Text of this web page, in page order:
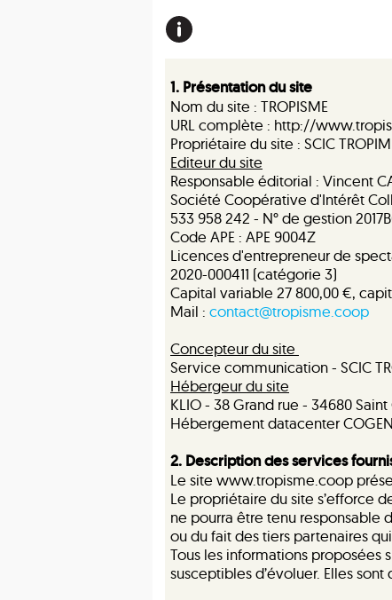
1. Présentation du site
Nom du site : TROPISME
URL complète : http://
Propriétaire du site : SCIC
Editeur du site
Responsable éditorial : Vincent
Société Coopérative d'Intérêt
533 958 242 - N° de gestion
Code APE : APE 9004Z
Licences d'entrepreneur de
2020-000411 (catégorie 3)
Capital variable 27 800,00 €,
Mail : contact@tropisme.coop
Concepteur du site
Service communication - SCIC
Hébergeur du site
KLIO - 38 Grand rue - 34680 Saint
Hébergement datacenter
2. Description des services
Le site www.tropisme.coop
Le propriétaire du site s’efforce
ne pourra être tenu responsable
ou du fait des tiers partenaires
Tous les informations proposées
susceptibles d’évoluer. Elles